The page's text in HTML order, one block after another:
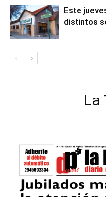
Este
distintos
La